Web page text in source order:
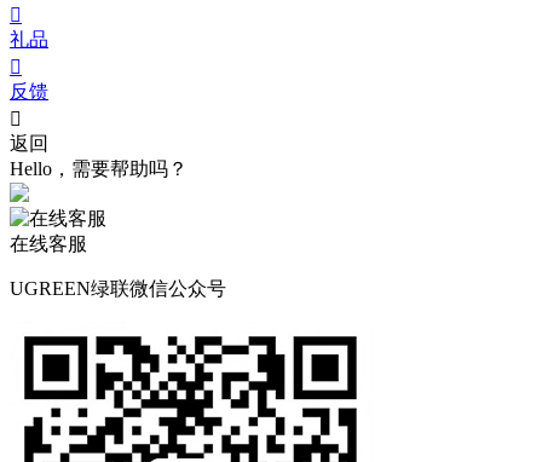

礼品

反馈

返回
Hello，需要帮助吗？
在线客服
UGREEN绿联微信公众号